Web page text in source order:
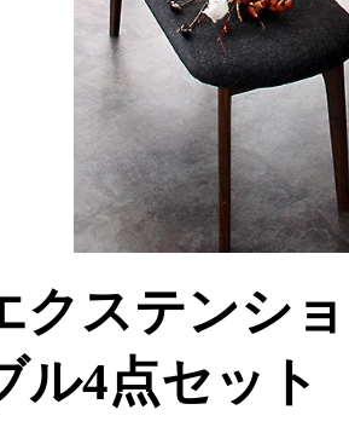
クステンシ
ル4点セット